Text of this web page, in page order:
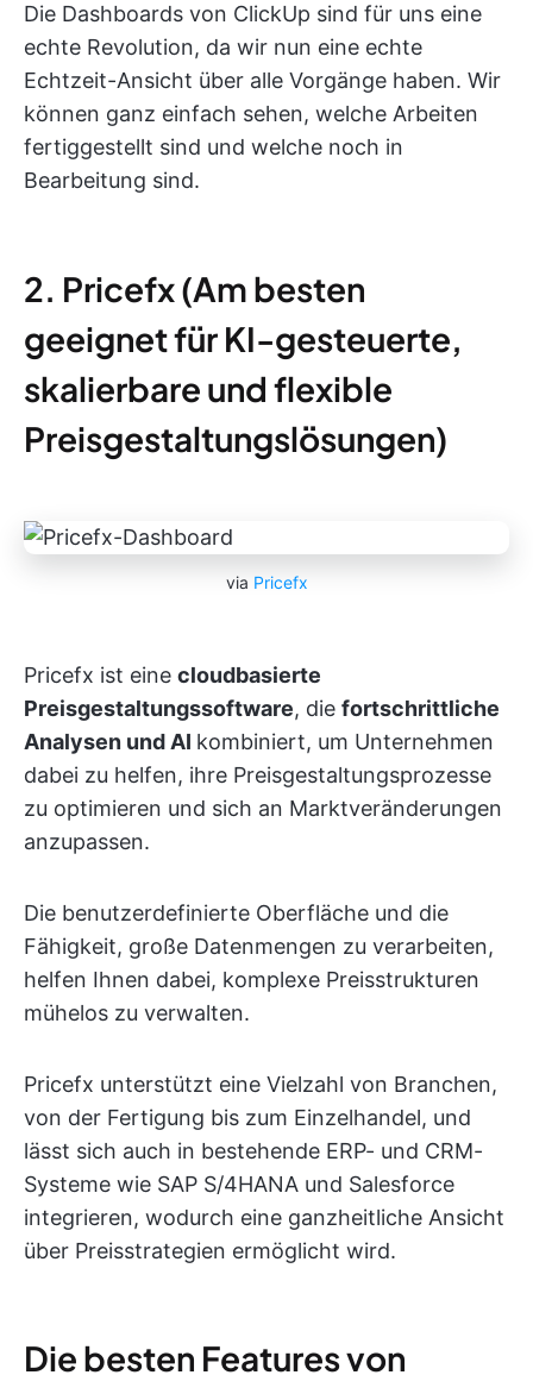
Die Dashboards von ClickUp sind für uns eine
echte Revolution, da wir nun eine echte
Echtzeit-Ansicht über alle Vorgänge haben. Wir
können ganz einfach sehen, welche Arbeiten
fertiggestellt sind und welche noch in
Bearbeitung sind.
2. Pricefx (Am besten
geeignet für KI-gesteuerte,
skalierbare und flexible
Preisgestaltungslösungen)
via Pricefx
Pricefx ist eine cloudbasierte
Preisgestaltungssoftware, die fortschrittliche
Analysen und AI kombiniert, um Unternehmen
dabei zu helfen, ihre Preisgestaltungsprozesse
zu optimieren und sich an Marktveränderungen
anzupassen.
Die benutzerdefinierte Oberfläche und die
Fähigkeit, große Datenmengen zu verarbeiten,
helfen Ihnen dabei, komplexe Preisstrukturen
mühelos zu verwalten.
Pricefx unterstützt eine Vielzahl von Branchen,
von der Fertigung bis zum Einzelhandel, und
lässt sich auch in bestehende ERP- und CRM-
Systeme wie SAP S/4HANA und Salesforce
integrieren, wodurch eine ganzheitliche Ansicht
über Preisstrategien ermöglicht wird.
Die besten Features von